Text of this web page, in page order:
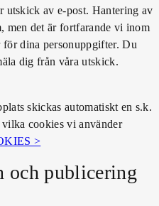
utskick av e-post. Hantering av
men det är fortfarande vi inom
dina personuppgifter. Du
dig från våra utskick.
skickas automatiskt en s.k.
cookies vi använder
>
och publicering